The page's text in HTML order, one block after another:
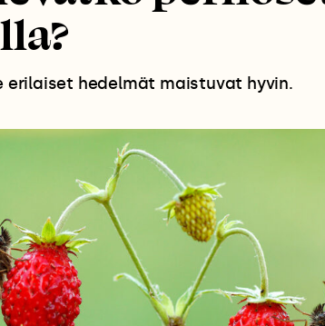
erilaiset hedelmät maistuvat hyvin.